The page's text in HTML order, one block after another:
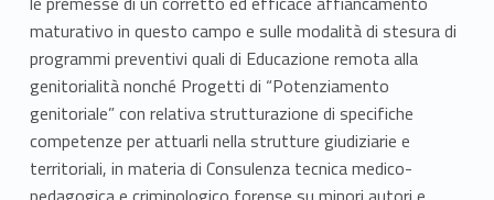
maturativo in questo campo e sulle modalità di stesura di
programmi preventivi quali di Educazione remota alla
genitorialità nonché Progetti di “Potenziamento
genitoriale” con relativa strutturazione di specifiche
competenze per attuarli nella strutture giudiziarie e
territoriali, in materia di Consulenza tecnica medico-